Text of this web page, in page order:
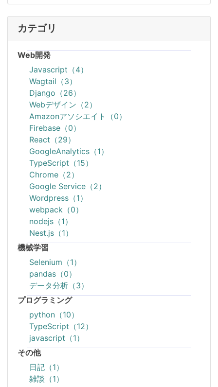
カテゴリ
Web開発
Javascript（4）
Wagtail（3）
Django（26）
Webデザイン（2）
Amazonアソシエイト（0）
Firebase（0）
React（29）
GoogleAnalytics（1）
TypeScript（15）
Chrome（2）
Google Service（2）
Wordpress（1）
webpack（0）
nodejs（1）
Nest.js（1）
機械学習
Selenium（1）
pandas（0）
データ分析（3）
プログラミング
python（10）
TypeScript（12）
javascript（1）
その他
日記（1）
雑談（1）